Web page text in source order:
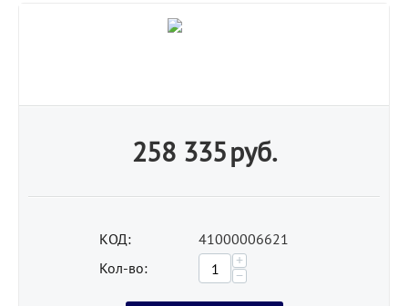
258 335руб.
КОД:
41000006621
Кол-во:
+
−